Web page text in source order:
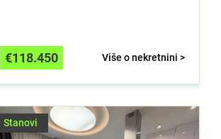
Više o nekretnini >
€118.450
Stanovi